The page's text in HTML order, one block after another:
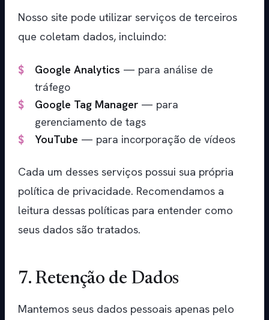
Nosso site pode utilizar serviços de terceiros
que coletam dados, incluindo:
Google Analytics — para análise de
tráfego
Google Tag Manager — para
gerenciamento de tags
YouTube — para incorporação de vídeos
Cada um desses serviços possui sua própria
política de privacidade. Recomendamos a
leitura dessas políticas para entender como
seus dados são tratados.
7. Retenção de Dados
Mantemos seus dados pessoais apenas pelo